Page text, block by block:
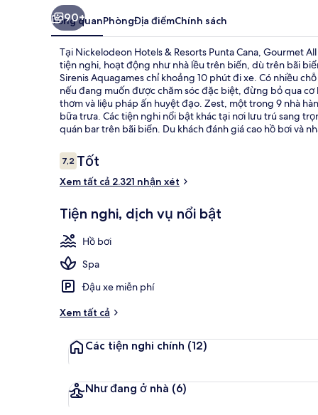
90+
Tổng quanPhòngĐịa điểmChính sách
Tại Nickelodeon Hotels & Resorts Punta Cana, Gourmet
tiện nghi, hoạt động như nhà lều trên biển, dù trên bãi
Sirenis Aquagames chỉ khoảng 10 phút đi xe. Có nhiều
nếu đang muốn được chăm sóc đặc biệt, đừng bỏ qua
thơm và liệu pháp ấn huyệt đạo. Zest, một trong 9 nhà
bữa trưa. Các tiện nghi nổi bật khác tại nơi lưu trú sang
quán bar trên bãi biển. Du khách đánh giá cao hồ bơi và
Nhận
xét
7,27,2 trên 10,
Tốt
Xem tất cả 2.321 nhận xét
Tiện nghi, dịch vụ nổi bật
Hồ bơi
Spa
Đậu xe miễn phí
Xem tất cả
Các tiện nghi chính (12)
Như đang ở nhà (6)